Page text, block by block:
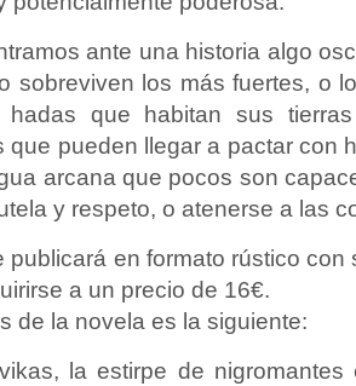
ante una historia algo
sobreviven los más fuertes, o
que habitan sus
que pueden llegar a pactar con
arcana que pocos son
y respeto, o atenerse a las
publicará en formato rústico
a un precio de 16€.
de la novela es la siguiente:
la estirpe de